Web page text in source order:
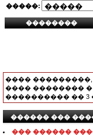
�����:
����
���� ��������
���������� �� 3
������ ���
��� ������